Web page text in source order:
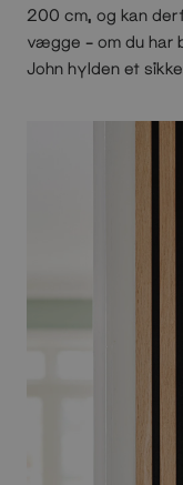
200 cm, og kan
vægge – om du har
John hylden et